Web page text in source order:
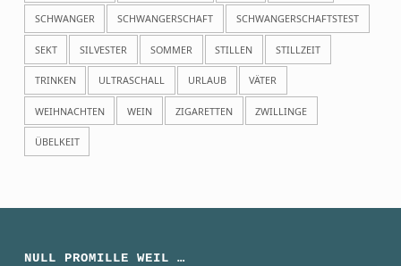
SCHWANGER SCHWANGERSCHAFT SCHWANGERSCHAFTSTEST
SEKT SILVESTER SOMMER STILLEN STILLZEIT
TRINKEN ULTRASCHALL URLAUB VÄTER
WEIHNACHTEN WEIN ZIGARETTEN ZWILLINGE
ÜBELKEIT
NULL PROMILLE WEIL …